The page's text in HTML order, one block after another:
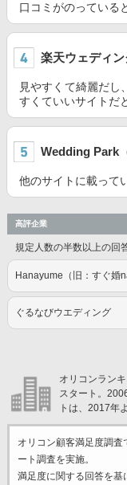
口コミがのっている
楽天ウェディン
見やすくて綺麗だし
すくていいサイトだ
Wedding Park
他のサイトに載って
高評企業
規定人数の半数以上の回
Hanayume（旧：すぐ婚
ぐるなびウエディング
オリコンラン
スタート。
トは、2017年
オリコン顧客満足度調
ート調査を実施。
満足度に関する回答を基